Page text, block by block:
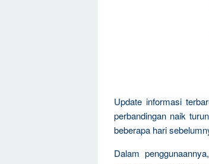
Update informasi
perbandingan naik
beberapa hari
Dalam